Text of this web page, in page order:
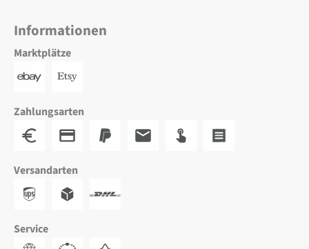
Informationen
Marktplätze
Zahlungsarten
Versandarten
Service